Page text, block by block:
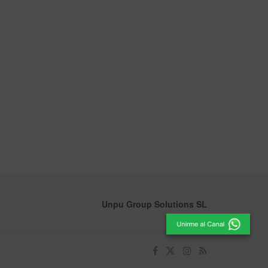
Unpu Group Solutions SL